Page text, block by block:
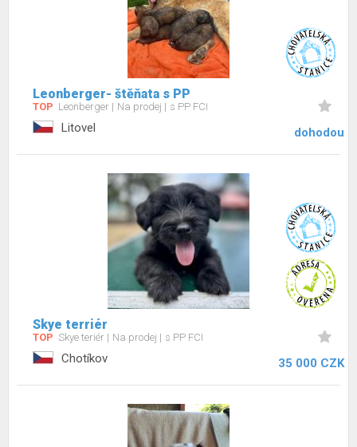
Leonberger- štěňata s PP
TOP Leonberger Na prodej s PP FCI
Litovel dohodou
Skye terriér
TOP Skye teriér Na prodej s PP FCI
Chotíkov 35 000 CZK